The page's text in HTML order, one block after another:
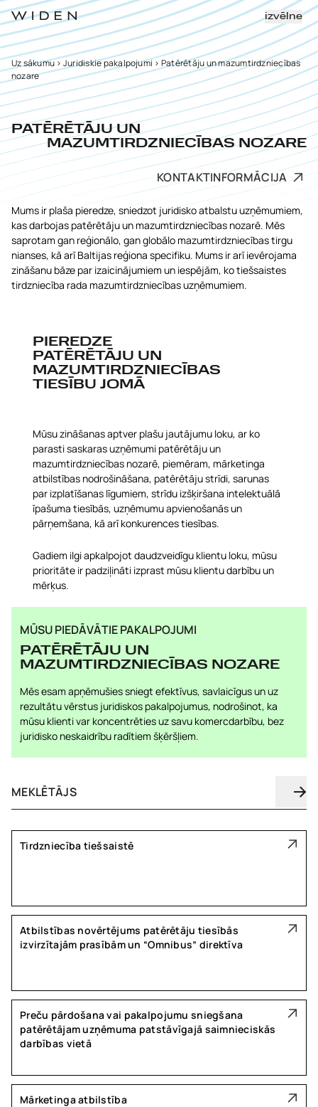
izvēlne
Uz sākumu> Juridiskie pakalpojumi > Patērētāju un mazumtirdzniecības
nozare
PATĒRĒTĀJU UN
MAZUMTIRDZNIECĪBAS NOZARE
KONTAKTINFORMĀCIJA
Mums ir plaša pieredze, sniedzot juridisko atbalstu uzņēmumiem,
kas darbojas patērētāju un mazumtirdzniecības nozarē. Mēs
saprotam gan reģionālo, gan globālo mazumtirdzniecības tirgu
nianses, kā arī Baltijas reģiona specifiku. Mums ir arī ievērojama
zināšanu bāze par izaicinājumiem un iespējām, ko tiešsaistes
tirdzniecība rada mazumtirdzniecības uzņēmumiem.
PIEREDZE
PATĒRĒTĀJU UN
MAZUMTIRDZNIECĪBAS
TIESĪBU JOMĀ
Mūsu zināšanas aptver plašu jautājumu loku, ar ko
parasti saskaras uzņēmumi patērētāju un
mazumtirdzniecības nozarē, piemēram, mārketinga
atbilstības nodrošināšana, patērētāju strīdi, sarunas
par izplatīšanas līgumiem, strīdu izšķiršana intelektuālā
īpašuma tiesībās, uzņēmumu apvienošanās un
pārņemšana, kā arī konkurences tiesības.
Gadiem ilgi apkalpojot daudzveidīgu klientu loku, mūsu
prioritāte ir padziļināti izprast mūsu klientu darbību un
mērķus.
MŪSU PIEDĀVĀTIE PAKALPOJUMI
PATĒRĒTĀJU UN
MAZUMTIRDZNIECĪBAS NOZARE
Mēs esam apņēmušies sniegt efektīvus, savlaicīgus un uz
rezultātu vērstus juridiskos pakalpojumus, nodrošinot, ka
mūsu klienti var koncentrēties uz savu komercdarbību, bez
juridisko neskaidrību radītiem šķēršļiem.
Tirdzniecība tiešsaistē
Atbilstības novērtējums patērētāju tiesībās
izvirzītajām prasībām un “Omnibus” direktīva
Preču pārdošana vai pakalpojumu sniegšana
patērētājam uzņēmuma patstāvīgajā saimnieciskās
darbības vietā
Mārketinga atbilstība